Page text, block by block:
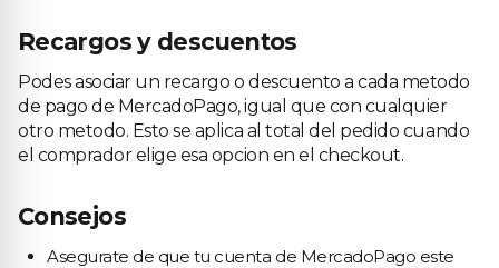
Recargos y descuentos
Podes asociar un recargo o descuento a cada metodo
de pago de MercadoPago, igual que con cualquier
otro metodo. Esto se aplica al total del pedido cuando
el comprador elige esa opcion en el checkout.
Consejos
Asegurate de que tu cuenta de MercadoPago este